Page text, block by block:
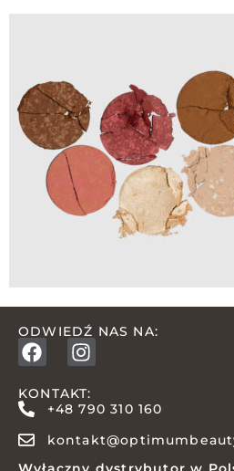
ODWIEDŹ NAS NA:
KONTAKT:
+48 790 310 160